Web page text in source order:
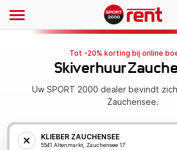
Tot -20% korting bij online
Skiverhuur
Uw SPORT 2000 dealer bevindt
Zauchensee.
KLIEBER ZAUCHENSEE
5541 Altenmarkt, Zauchensee 17